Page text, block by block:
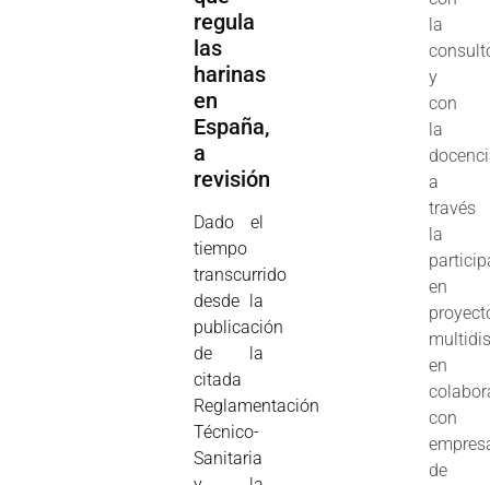
regula
las
harinas
en
España,
a
revisión
Dado el
tiempo
transcurrido
desde la
publicación
de la
citada
Reglamentación
Técnico-
Sanitaria
la
y
con
la
a
través
la
en
en
con
de